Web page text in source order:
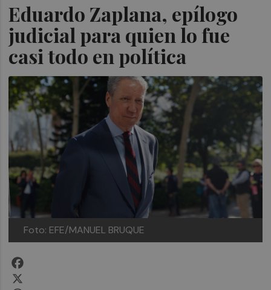
Eduardo Zaplana, epílogo
judicial para quien lo fue
casi todo en política
Foto: EFE/MANUEL BRUQUE